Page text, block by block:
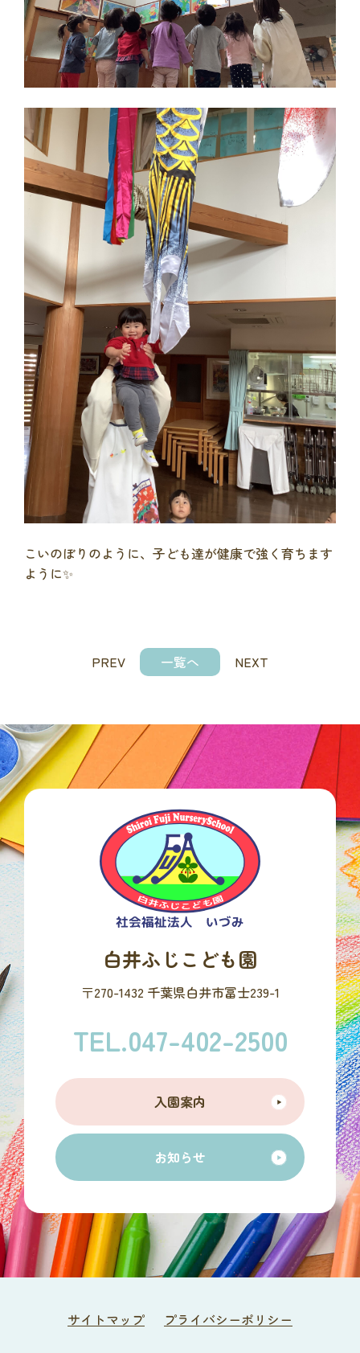
こいのぼりのように、子ども達が健康で強く育ちます
ように✨
PREV 一覧へ NEXT
白井ふじこども園
〒270-1432 千葉県白井市冨士239-1
TEL.047-402-2500
入園案内
お知らせ
サイトマップ プライバシーポリシー